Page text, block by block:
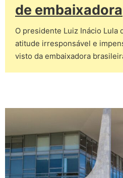
de embaixadora
O presidente Luiz Inácio Lula
atitude irresponsável e
visto da embaixadora